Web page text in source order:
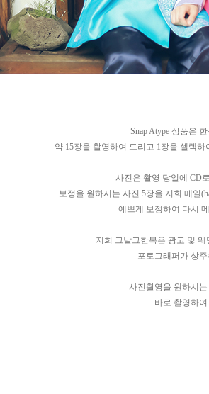
Snap Atype 상품은
약 15장을 촬영하여 드리고 1장을 셀렉
사진은 촬영 당일에 CD
보정을 원하시는 사진 5장을 저희 메일(
예쁘게 보정하여 다시
저희 그날그한복은 광고 및
포토그래퍼가 상
사진촬영을 원하시
바로 촬영하